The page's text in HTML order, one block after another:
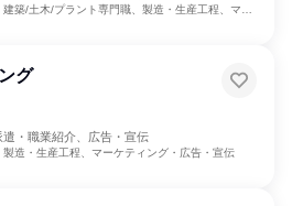
築/土木/プラント専門職、製造・生産工程、マーケティング・広告・宣伝
グ
・職業紹介、広告・宣伝
製造・生産工程、マーケティング・広告・宣伝